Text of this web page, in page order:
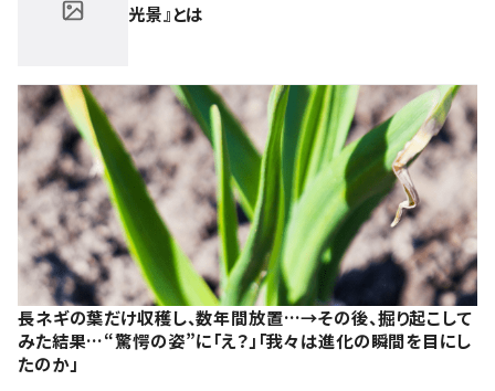
光景』とは
長ネギの葉だけ収穫し、数年間放置…→その後、掘り起こして
みた結果…“驚愕の姿”に「え？」「我々は進化の瞬間を目にし
たのか」